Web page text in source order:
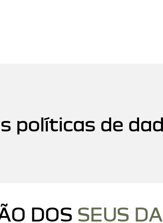
políticas de
DOS SEUS